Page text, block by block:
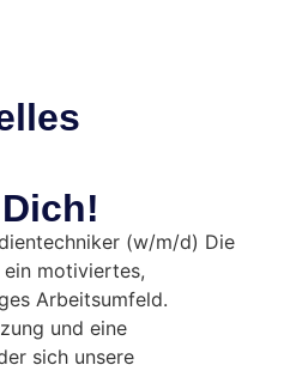
(w/m/d) Die
motiviertes,
Arbeitsumfeld.
und eine
sich unsere